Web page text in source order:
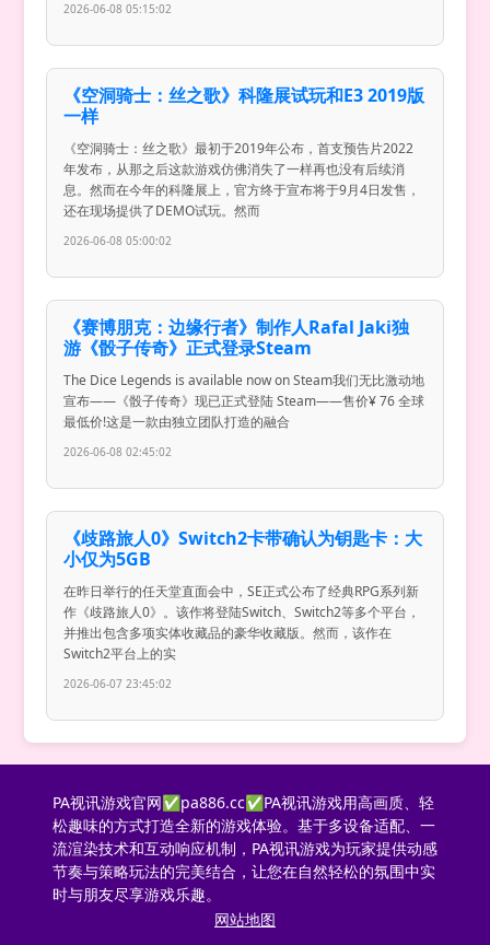
2026-06-08 05:15:02
《空洞骑士：丝之歌》科隆展试玩和E3 2019版
一样
《空洞骑士：丝之歌》最初于2019年公布，首支预告片2022
年发布，从那之后这款游戏仿佛消失了一样再也没有后续消
息。然而在今年的科隆展上，官方终于宣布将于9月4日发售，
还在现场提供了DEMO试玩。然而
2026-06-08 05:00:02
《赛博朋克：边缘行者》制作人Rafal Jaki独
游《骰子传奇》正式登录Steam
The Dice Legends is available now on Steam我们无比激动地
宣布——《骰子传奇》现已正式登陆 Steam——售价¥ 76 全球
最低价!这是一款由独立团队打造的融合
2026-06-08 02:45:02
《歧路旅人0》Switch2卡带确认为钥匙卡：大
小仅为5GB
在昨日举行的任天堂直面会中，SE正式公布了经典RPG系列新
作《歧路旅人0》。该作将登陆Switch、Switch2等多个平台，
并推出包含多项实体收藏品的豪华收藏版。然而，该作在
Switch2平台上的实
2026-06-07 23:45:02
PA视讯游戏官网✅pa886.cc✅PA视讯游戏用高画质、轻
松趣味的方式打造全新的游戏体验。基于多设备适配、一
流渲染技术和互动响应机制，PA视讯游戏为玩家提供动感
节奏与策略玩法的完美结合，让您在自然轻松的氛围中实
时与朋友尽享游戏乐趣。
网站地图